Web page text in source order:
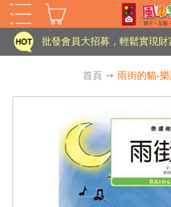
批發會員大招募，輕鬆實現財
老師您好!!幼教會員火熱招募
海外購物免煩惱！點我查看
批發會員大招募，輕鬆實現
首頁 ➙ 雨街的貓-